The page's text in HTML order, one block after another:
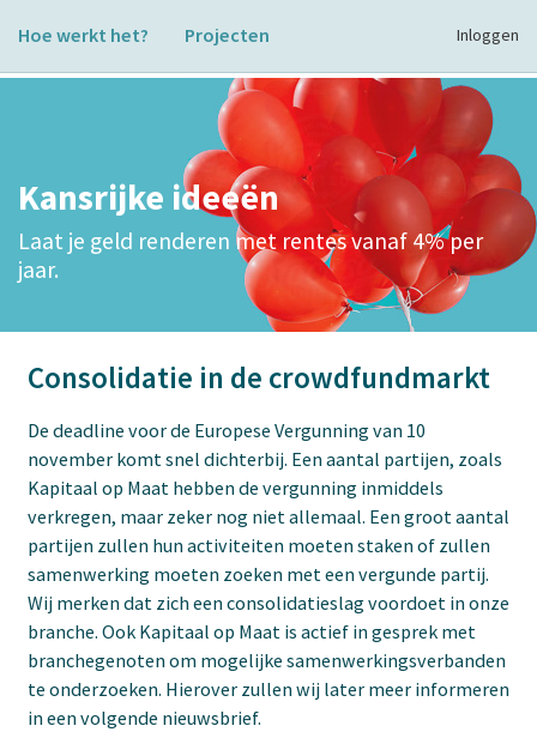
Hoe werkt het? Projecten Inloggen
Kansrijke ideeën
Laat je geld renderen met rentes vanaf 4% per
jaar.
Consolidatie in de crowdfundmarkt
De deadline voor de Europese Vergunning van 10
november komt snel dichterbij. Een aantal partijen, zoals
Kapitaal op Maat hebben de vergunning inmiddels
verkregen, maar zeker nog niet allemaal. Een groot aantal
partijen zullen hun activiteiten moeten staken of zullen
samenwerking moeten zoeken met een vergunde partij.
Wij merken dat zich een consolidatieslag voordoet in onze
branche. Ook Kapitaal op Maat is actief in gesprek met
branchegenoten om mogelijke samenwerkingsverbanden
te onderzoeken. Hierover zullen wij later meer informeren
in een volgende nieuwsbrief.